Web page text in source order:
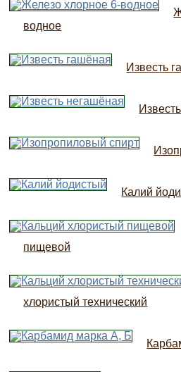
водное
Известь
Калий
пищевой
хлористый технический